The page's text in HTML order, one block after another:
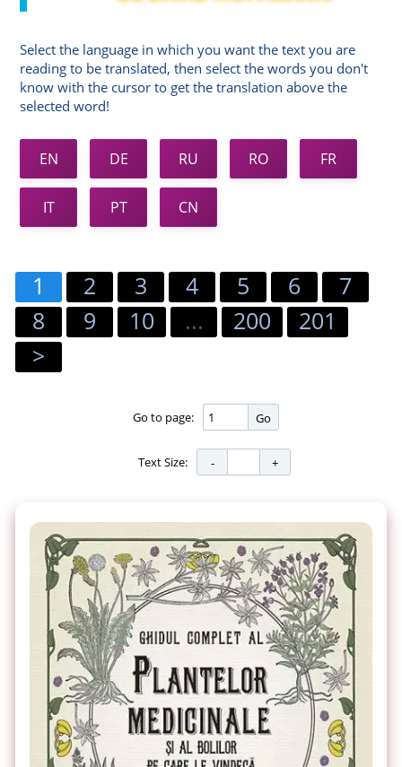
Select the language in which you want the text you are
reading to be translated, then select the words you don't
know with the cursor to get the translation above the
selected word!
EN DE RU RO FR
IT PT CN
1 2 3 4 5 6
7
8
9 10 ... 200
201
>
Go to page: Go
Text Size: